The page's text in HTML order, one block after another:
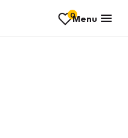
0Menu